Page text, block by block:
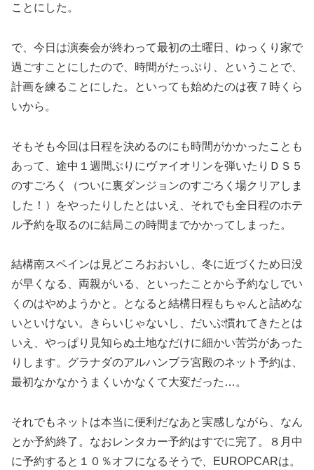
ことにした。
で、今日は演奏会が終わって最初の土曜日、ゆっくり家で
過ごすことにしたので、時間がたっぷり、ということで、
計画を練ることにした。といっても始めたのは夜７時くら
いから。
そもそも今回は日程を決めるのにも時間がかかったことも
あって、途中１週間ぶりにヴァイオリンを弾いたりＤＳ５
のすごろく（ついに裏ダンジョンのすごろく場クリアしま
した！）をやったりしたとはいえ、それでも全日程のホテ
ル予約を取るのに結局この時間までかかってしまった。
結構南スペインは見どころおおいし、冬に近づくため日没
が早くなる、両親がいる、といったことから予約なしでい
くのはやめようかと。となると結構日程もちゃんと詰めな
いといけない。きらいじゃないし、だいぶ慣れてきたとは
いえ、やっぱり見知らぬ土地なだけに細かい苦労があった
りします。グラナダのアルハンブラ宮殿のネット予約は、
最初なかなかうまくいかなくて大変だった…。
それでもネットは本当に便利だなあと実感しながら、なん
とか予約終了。なおレンタカー予約はすでに完了。８月中
に予約すると１０％オフになるそうで、EUROPCARは。